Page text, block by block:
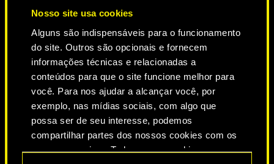
Nosso site usa cookies
Alguns são indispensáveis para o funcionamento
do site. Outros são opcionais e fornecem
informações técnicas e relacionadas a
conteúdos para que o site funcione melhor para
você. Para nos ajudar a alcançar você, por
exemplo, nas mídias sociais, com algo que
possa ser de seu interesse, podemos
compartilhar partes dos nossos cookies com os
nossos parceiros. Todos esses cookies
NEVER FADE AWAY